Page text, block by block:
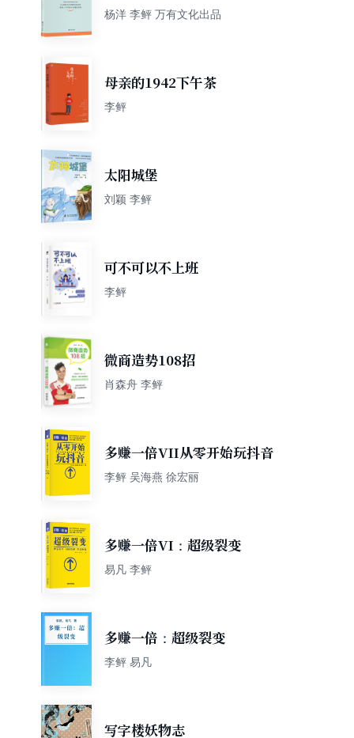
杨洋 李鲆 万有文化出品
母亲的1942下午茶
李鲆
太阳城堡
刘颖 李鲆
可不可以不上班
李鲆
微商造势108招
肖森舟 李鲆
多赚一倍VII从零开始玩抖音
李鲆 吴海燕 徐宏丽
多赚一倍VI：超级裂变
易凡 李鲆
多赚一倍：超级裂变
李鲆 易凡
写字楼妖物志